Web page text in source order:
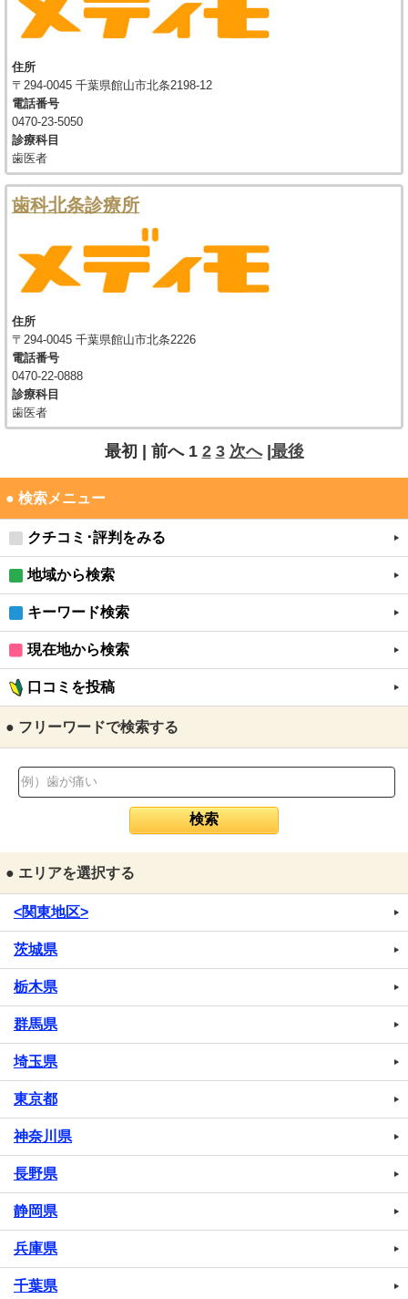
住所
〒294-0045 千葉県館山市北条2198-12
電話番号
0470-23-5050
診療科目
歯医者
歯科北条診療所
住所
〒294-0045 千葉県館山市北条2226
電話番号
0470-22-0888
診療科目
歯医者
最初 | 前へ 1 2 3 次へ|最後
● 検索メニュー
クチコミ･評判をみる
地域から検索
キーワード検索
現在地から検索
口コミを投稿
● フリーワードで検索する
● エリアを選択する
<関東地区>
茨城県
栃木県
群馬県
埼玉県
東京都
神奈川県
長野県
静岡県
兵庫県
千葉県